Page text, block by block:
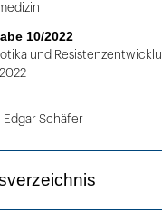
10/2022
und
Edgar Schäfer